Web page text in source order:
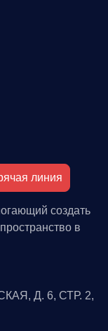
линия
создать
в
Д. 6, СТР. 2,